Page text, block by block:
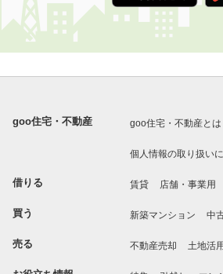
goo住宅・不動産 goo住宅・不動産とは
個人情報の取り扱い
借りる 賃貸 店舗・事業用
買う 新築マンション 中
売る 不動産売却 土地活用